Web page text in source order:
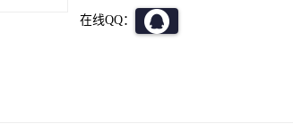
在线QQ：